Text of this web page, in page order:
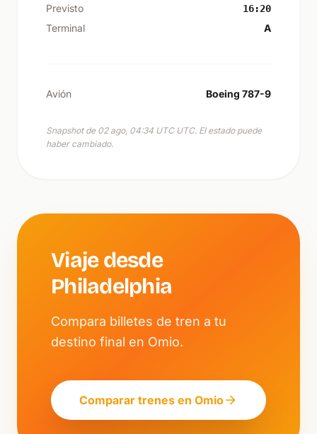
Previsto 16:20
Terminal A
Avión Boeing 787-9
Snapshot de 02 ago, 04:34 UTC UTC. El estado puede
haber cambiado.
Viaje desde
Philadelphia
Compara billetes de tren a tu
destino final en Omio.
Comparar trenes en Omio